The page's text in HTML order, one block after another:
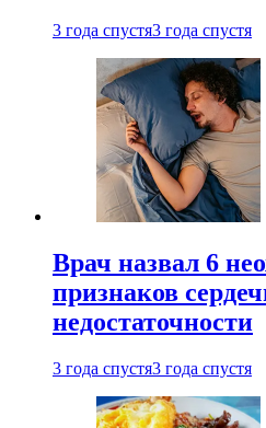
3 года спустя3 года спустя
Врач назвал 6
признаков
недостаточности
3 года спустя3 года спустя